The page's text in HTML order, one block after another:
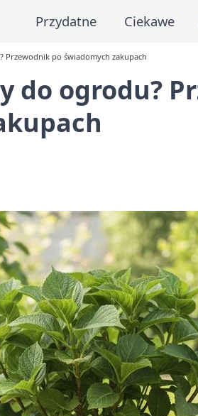
Przydatne Ciekawe
Przewodnik po świadomych zakupach
do ogrodu?